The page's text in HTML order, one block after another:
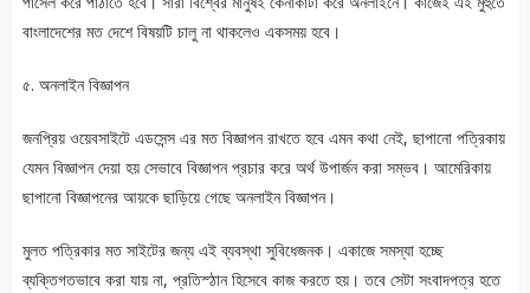
বাংলাদেশের মত দেশে বিষয়টি চালু না থাকলেও একসময় হবে।
৫. অনলাইন বিজ্ঞাপন
জনপ্রিয় ওয়েবসাইটে এডসেন্স এর মত বিজ্ঞাপন রাখতে হবে এমন কথা নেই, ছাপানো পত্রিকায়
যেমন বিজ্ঞাপন দেয়া হয় সেভাবে বিজ্ঞাপন প্রচার করে অর্থ উপার্জন করা সম্ভব। আমেরিকায়
ছাপানো বিজ্ঞাপনের আয়কে ছাড়িয়ে গেছে অনলাইন বিজ্ঞাপন।
মুলত পত্রিকার মত সাইটের জন্য এই ব্যবস্থা সুবিধেজনক। একাজে সমস্যা হচ্ছে
ব্যক্তিগতভাবে করা যায় না, প্রতিস্ঠান হিসেবে কাজ করতে হয়। তবে সেটা সংবাদপত্র হতে